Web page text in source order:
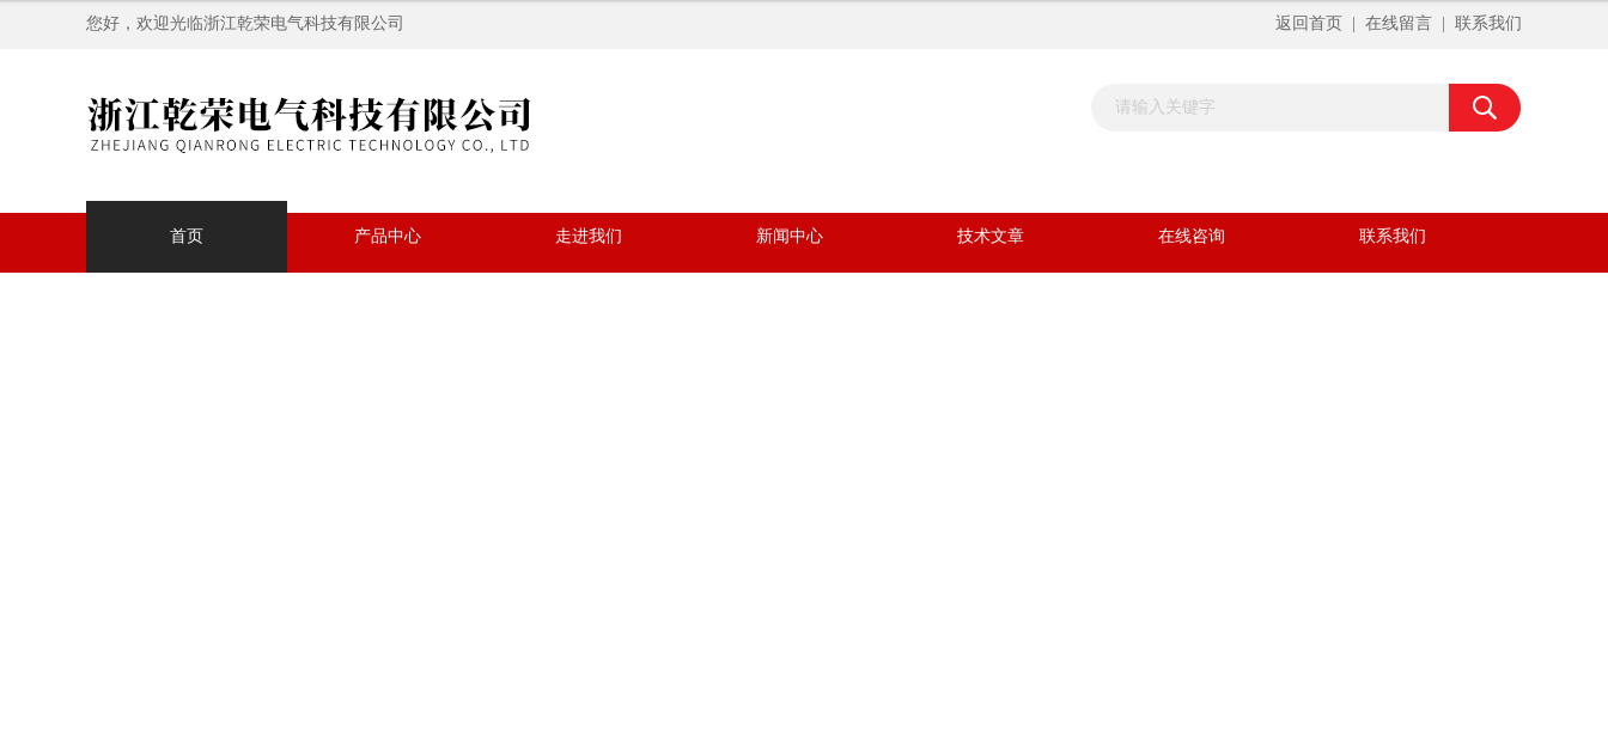
您好，欢迎光临浙江乾荣电气科技有限公司 返回首页 在线留言 联系我们
首页 产品中心 走进我们 新闻中心 技术文章 在线咨询 联系我们